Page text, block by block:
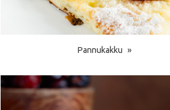
Pannukakku